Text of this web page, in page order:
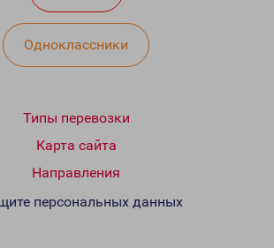
Одноклассники
Типы перевозки
Карта сайта
Направления
персональных данных